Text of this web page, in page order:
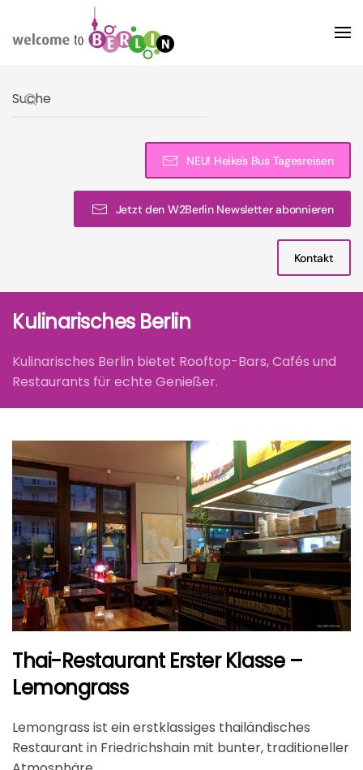
Skip to main content
NEU! Heike's Bus Tagesreisen
Jetzt den W2Berlin Newsletter abonnieren
Kontakt
Kulinarisches Berlin
Kulinarisches Berlin bietet Rooftop-Bars, Cafés und
Restaurants für echte Genießer.
Thai-Restaurant Erster Klasse –
Lemongrass
Lemongrass ist ein erstklassiges thailändisches
Restaurant in Friedrichshain mit bunter, traditioneller